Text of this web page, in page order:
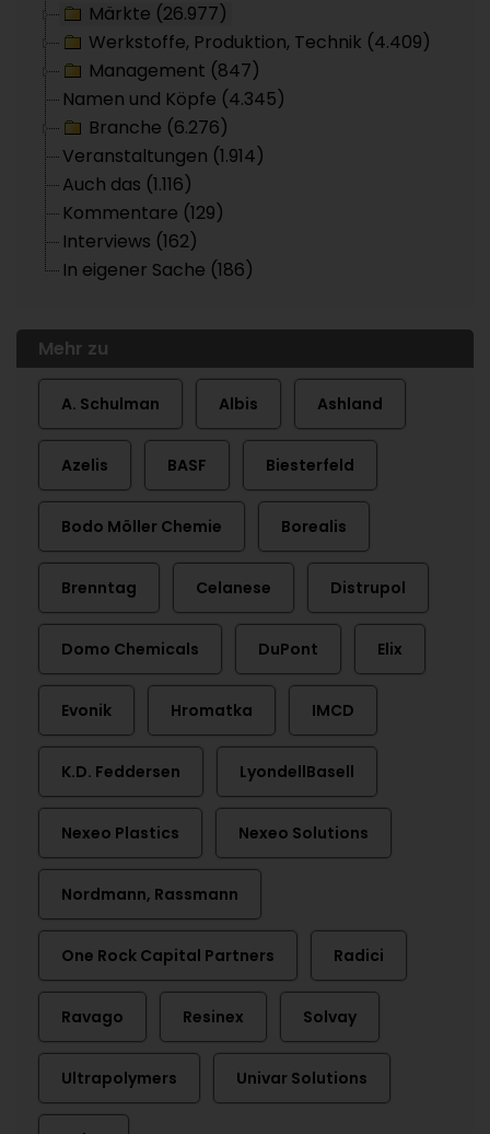
Märkte (26.977)
Werkstoffe, Produktion, Technik (4.409)
Management (847)
Namen und Köpfe (4.345)
Branche (6.276)
Veranstaltungen (1.914)
Auch das (1.116)
Kommentare (129)
Interviews (162)
In eigener Sache (186)
Mehr zu
A. Schulman Albis Ashland
Azelis BASF Biesterfeld
Bodo Möller Chemie Borealis
Brenntag Celanese Distrupol
Domo Chemicals DuPont Elix
Evonik Hromatka IMCD
K.D. Feddersen LyondellBasell
Nexeo Plastics Nexeo Solutions
Nordmann, Rassmann
One Rock Capital Partners Radici
Ravago Resinex Solvay
Ultrapolymers Univar Solutions